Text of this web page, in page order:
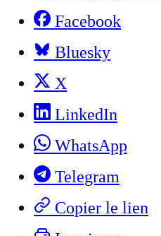
Facebook
Bluesky
X
LinkedIn
WhatsApp
Telegram
Copier le lien